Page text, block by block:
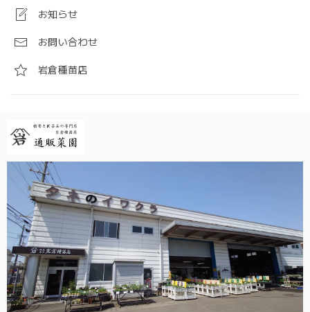
お知らせ
お問い合わせ
岩倉種苗店